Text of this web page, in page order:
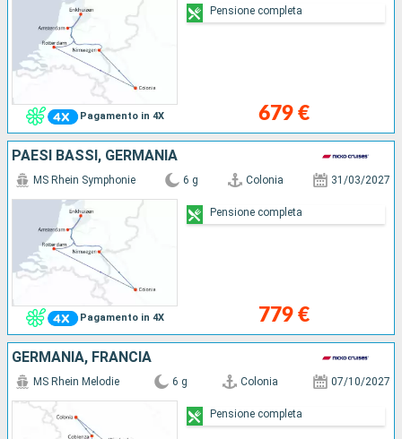
Pagamento in 4X 679 €
Pensione completa
PAESI BASSI, GERMANIA
Pagamento in 4X
MS Rhein Symphonie 6 g Colonia 31/03/2027
779 €
Pensione completa
GERMANIA, FRANCIA
MS Rhein Melodie 6 g Colonia 07/10/2027
Pensione completa